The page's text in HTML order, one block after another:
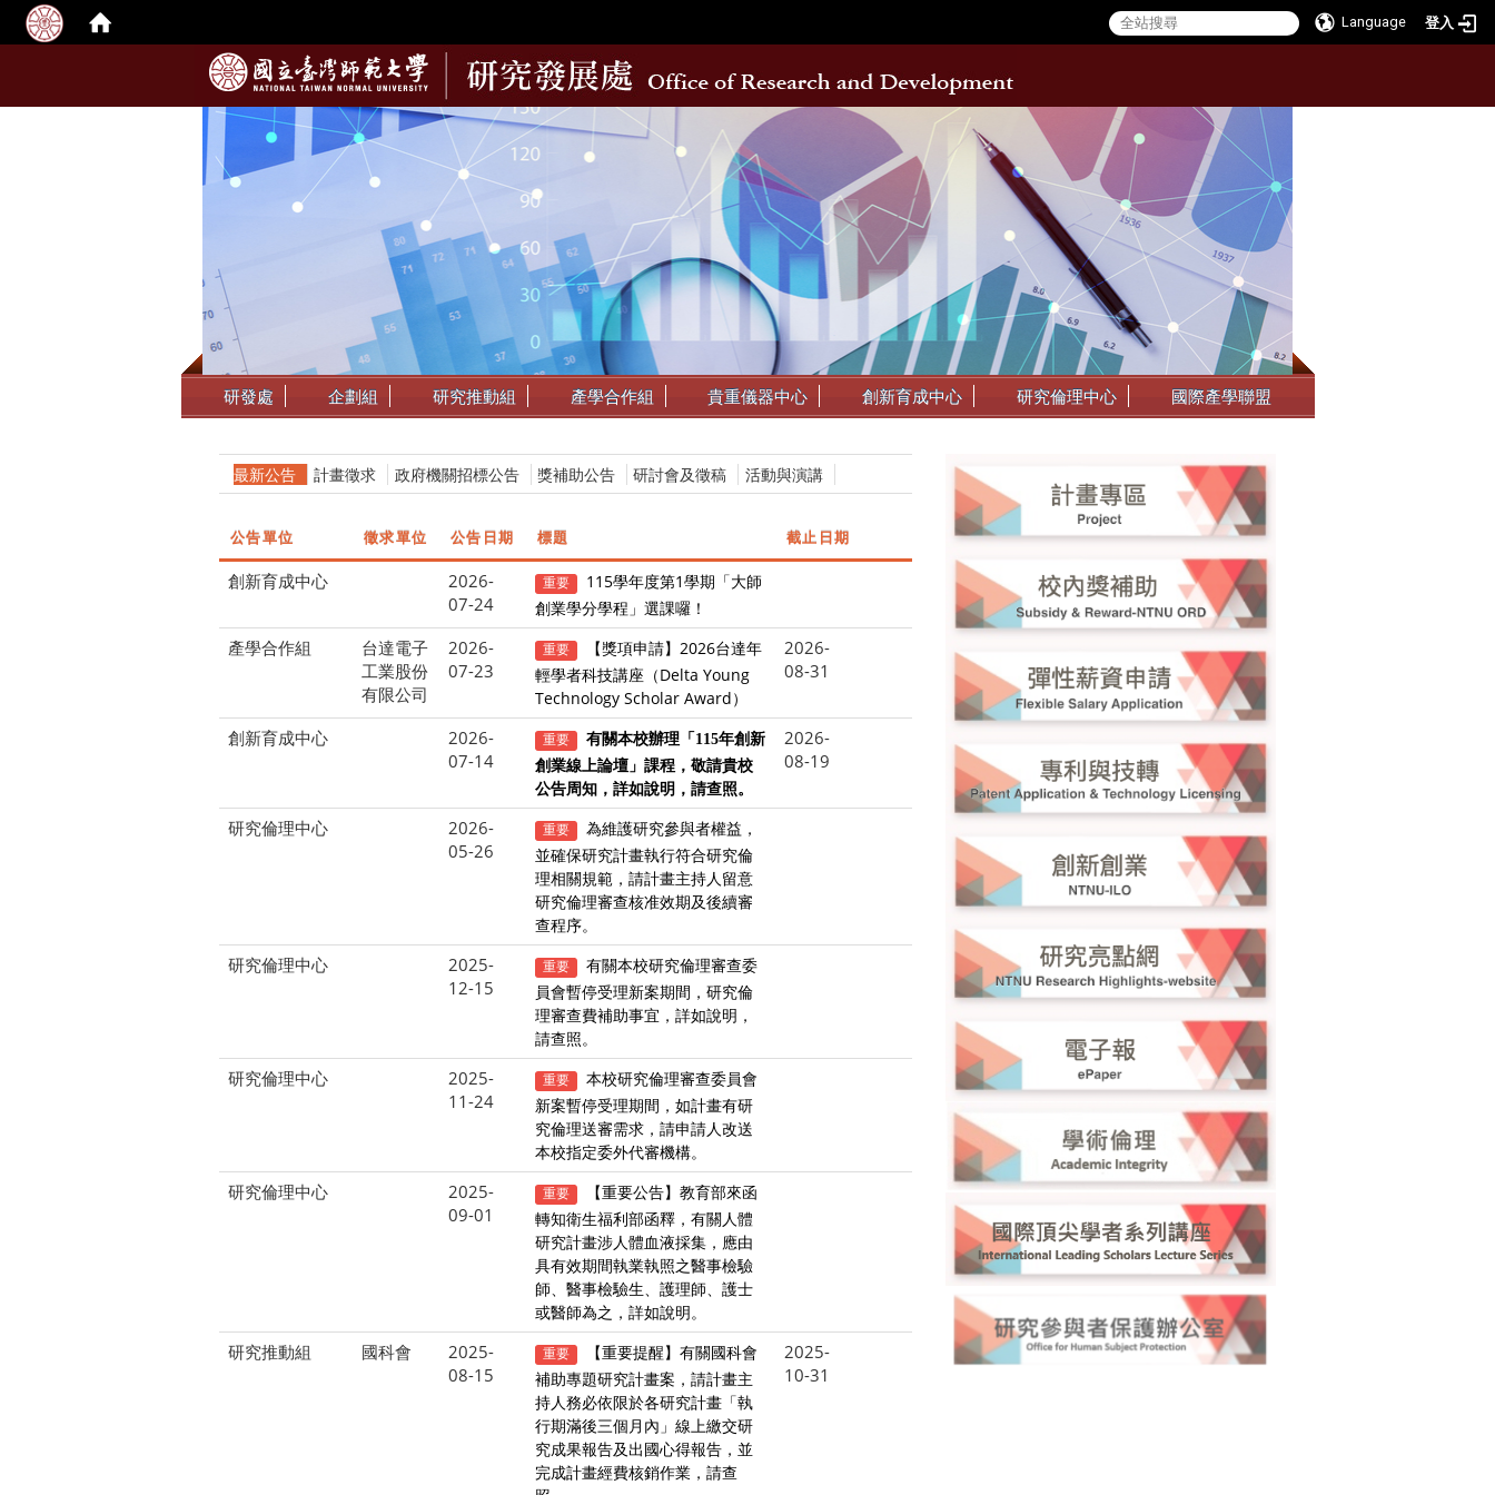
Language 登入
::: 研發處 企劃組 研究推動組 產學合作組 貴重儀器中心 創新育成中心 研究倫理中心 國際產學聯盟
最新公告 計畫徵求 政府機關招標公告 獎補助公告 研討會及徵稿 活動與演講
公告單位 徵求單位 公告日期 標題 截止日期
創新育成中心
2026-
07-24
重要
115學年度第1學期「大師
創業學分學程」選課囉！
產學合作組
台達電子
工業股份
有限公司
2026-
07-23
重要
【獎項申請】2026台達年
輕學者科技講座（Delta Young
Technology Scholar Award）
2026-
08-31
創新育成中心
2026-
07-14
重要
有關本校辦理「115年創新
創業線上論壇」課程，敬請貴校
公告周知，詳如說明，請查照。
2026-
08-19
研究倫理中心
2026-
05-26
重要
為維護研究參與者權益，
並確保研究計畫執行符合研究倫
理相關規範，請計畫主持人留意
研究倫理審查核准效期及後續審
查程序。
研究倫理中心
2025-
12-15
重要
有關本校研究倫理審查委
員會暫停受理新案期間，研究倫
理審查費補助事宜，詳如說明，
請查照。
研究倫理中心
2025-
11-24
重要
本校研究倫理審查委員會
新案暫停受理期間，如計畫有研
究倫理送審需求，請申請人改送
本校指定委外代審機構。
研究倫理中心
2025-
09-01
重要
【重要公告】教育部來函
轉知衛生福利部函釋，有關人體
研究計畫涉人體血液採集，應由
具有效期間執業執照之醫事檢驗
師、醫事檢驗生、護理師、護士
或醫師為之，詳如說明。
研究推動組 國科會
2025-
08-15
重要
【重要提醒】有關國科會
補助專題研究計畫案，請計畫主
持人務必依限於各研究計畫「執
行期滿後三個月內」線上繳交研
究成果報告及出國心得報告，並
完成計畫經費核銷作業，請查
2025-
10-31